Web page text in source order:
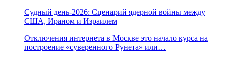
Судный день-2026: Сценарий ядерной войны между
США, Ираном и Израилем
Отключения интернета в Москве это начало курса на
построение «суверенного Рунета» или…